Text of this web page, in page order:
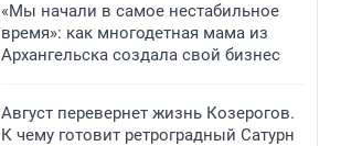
«Мы начали в самое нестабильное
время»: как многодетная мама из
Архангельска создала свой бизнес
Август перевернет жизнь Козерогов.
К чему готовит ретроградный Сатурн